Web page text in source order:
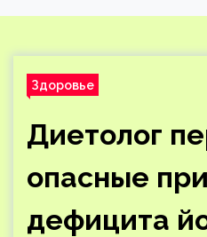
Здоровье
Диетолог
опасные
дефицита